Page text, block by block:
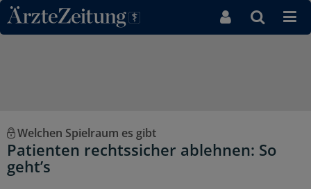
Direkt zum Inhaltsbereich
Welchen Spielraum es gibt
Patienten rechtssicher ablehnen: So
geht’s